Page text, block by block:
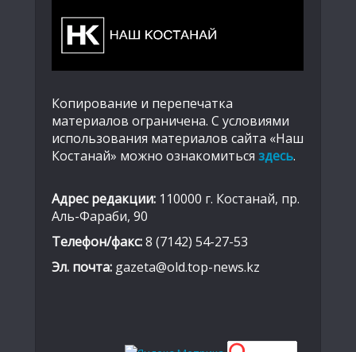
Копирование и перепечатка
материалов ограничена. С условиями
использования материалов сайта «Наш
Костанай» можно ознакомиться здесь.
Адрес редакции: 110000 г. Костанай, пр.
Аль-Фараби, 90
Телефон/факс:8 (7142) 54-27-53
Эл. почта: gazeta@old.top-news.kz